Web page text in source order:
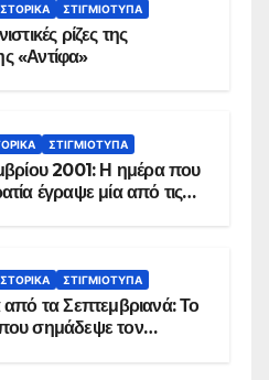
ΣΤΙΓΜΙΌΤΥΠΑ
ρίζες της
«Αντίφα»
ΣΤΙΓΜΙΌΤΥΠΑ
2001: Η ημέρα που
έγραψε μία από τις
ΣΤΙΓΜΙΌΤΥΠΑ
τα Σεπτεμβριανά: Το
σημάδεψε τον